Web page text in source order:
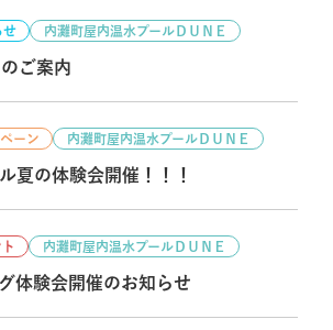
せ 内灘町屋内温水プールＤＵＮＥ
ご案内
ーン 内灘町屋内温水プールＤＵＮＥ
夏の体験会開催！！！
内灘町屋内温水プールＤＵＮＥ
体験会開催のお知らせ